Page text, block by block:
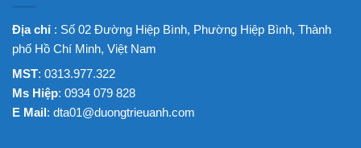
Địa chỉ : Số 02 Đường Hiệp Bình, Phường Hiệp Bình, Thành
phố Hồ Chí Minh, Việt Nam
MST: 0313.977.322
Ms Hiệp: 0934 079 828
E Mail: dta01@duongtrieuanh.com